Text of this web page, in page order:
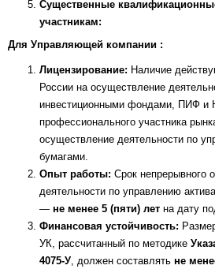
Существенные
участникам:
Для Управляющей компании :
Лицензирование: Наличие
России на осуществление
инвестиционными фондами, ПИФ и
профессионального участника
осуществление деятельности по
бумагами.
Опыт работы: Срок непрерывного
деятельности по управлению
— не менее 5 (пяти) лет на дату
Финансовая устойчивость:
УК, рассчитанный по методике
4075-У, должен составлять не